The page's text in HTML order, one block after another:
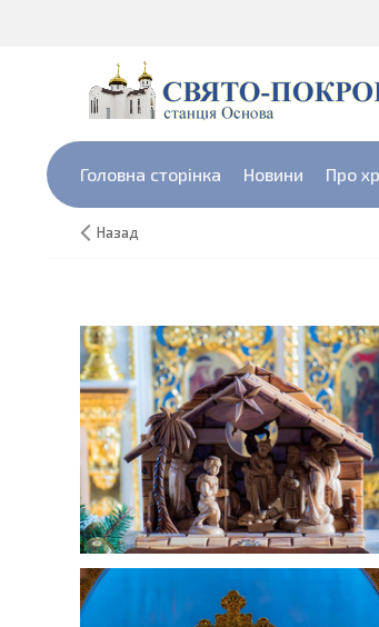
Головна сторінка Новини Про
Назад